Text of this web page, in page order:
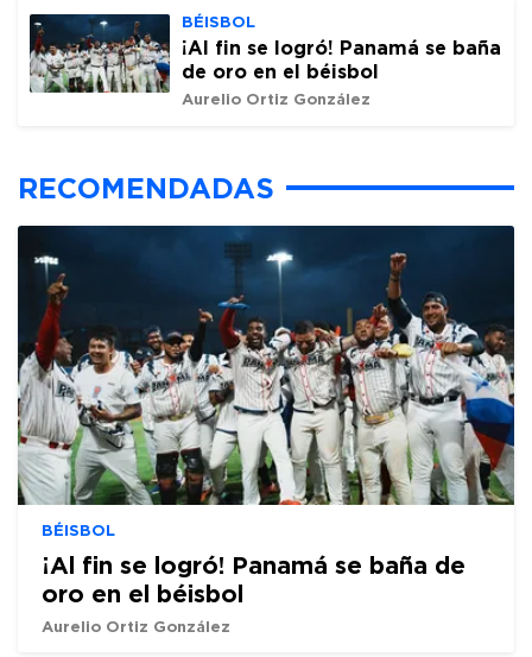
BÉISBOL
¡Al fin se logró! Panamá se baña
de oro en el béisbol
Aurelio Ortiz González
RECOMENDADAS
BÉISBOL
¡Al fin se logró! Panamá se baña de
oro en el béisbol
Aurelio Ortiz González